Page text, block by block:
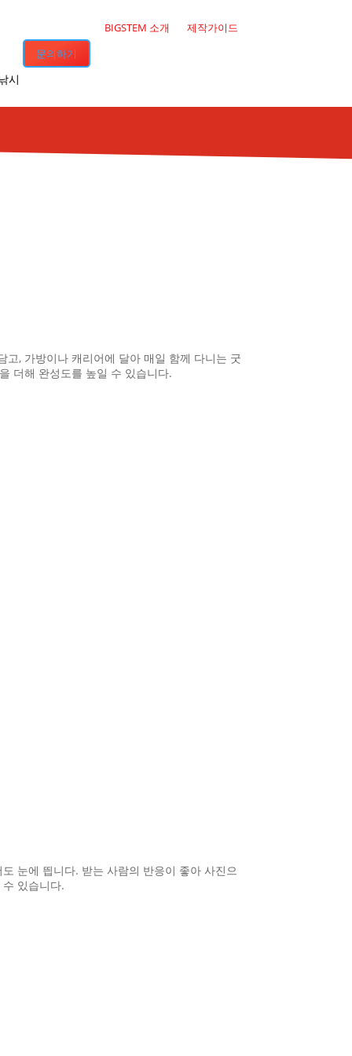
BIGSTEM 소개 제작가이드
문의하기
시
, 가방이나 캐리어에 달아 매일 함께 다니는 굿
더해 완성도를 높일 수 있습니다.
눈에 띕니다. 받는 사람의 반응이 좋아 사진으
수 있습니다.